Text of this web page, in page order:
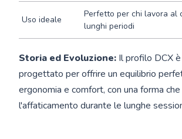
Uso ideale
Perfetto per chi lavora al
lunghi periodi
Storia ed Evoluzione: Il profilo DCX
progettato per offrire un equilibrio
ergonomia e comfort, con una forma
l'affaticamento durante le lunghe